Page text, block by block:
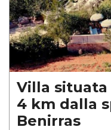
Villa situata
4 km dalla
Benirras